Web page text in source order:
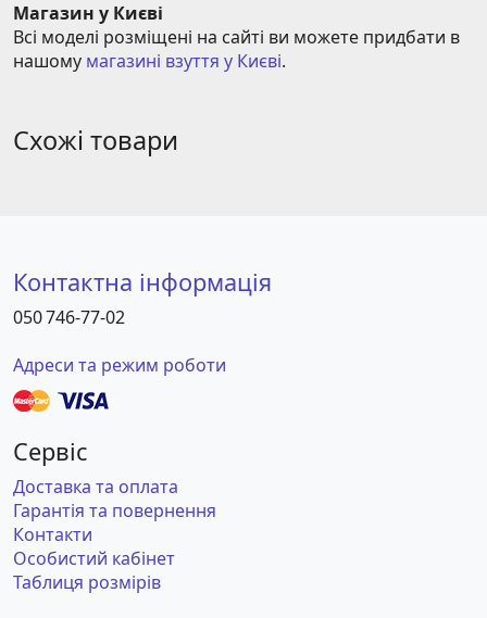
Магазин у Києві
Всі моделі розміщені на сайті ви можете придбати в
нашому магазині взуття у Києві.
Схожі товари
Контактна інформація
050 746-77-02
Адреси та режим роботи
Сервіс
Доставка та оплата
Гарантія та повернення
Контакти
Особистий кабінет
Таблиця розмірів